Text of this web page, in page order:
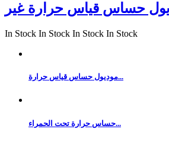
In Stock In Stock In Stock In Stock
موديول حساس قياس حرارة...
حساس حرارة تحت الحمراء...